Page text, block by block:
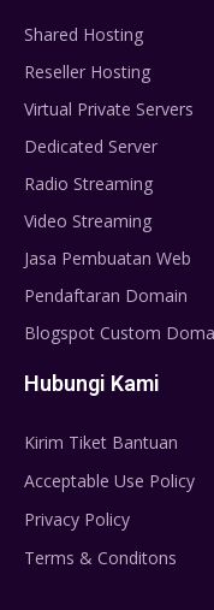
Shared Hosting
Reseller Hosting
Virtual Private Servers
Dedicated Server
Radio Streaming
Video Streaming
Jasa Pembuatan Web
Pendaftaran Domain
Blogspot Custom
Hubungi Kami
Kirim Tiket Bantuan
Acceptable Use Policy
Privacy Policy
Terms & Conditons